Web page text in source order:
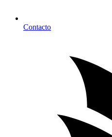
Contacto